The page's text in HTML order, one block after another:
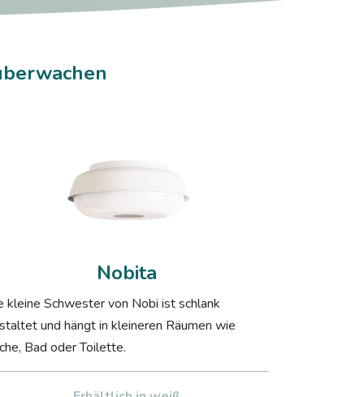
Nobita
kleine Schwester von Nobi ist schlank
und hängt in kleineren Räumen wie
Bad oder Toilette.